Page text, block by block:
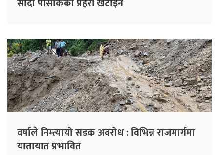
सादा पोसाकका प्रहरी खटाइने
वर्षाले निम्त्यायो सडक अवरोध : विभिन्न राजमार्गमा
यातायात प्रभावित